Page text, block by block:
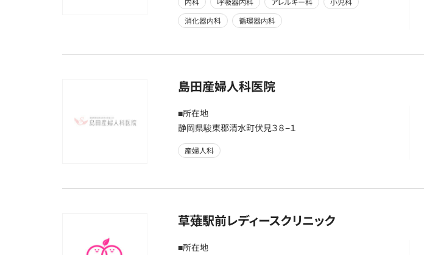
消化器内科
循環器内科
島田産婦人科医院
■所在地
静岡県駿東郡清水町伏見３８−１
産婦人科
草薙駅前レディースクリニック
■所在地